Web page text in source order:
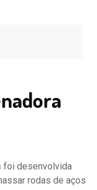
foi desenvolvida
rodas de aços